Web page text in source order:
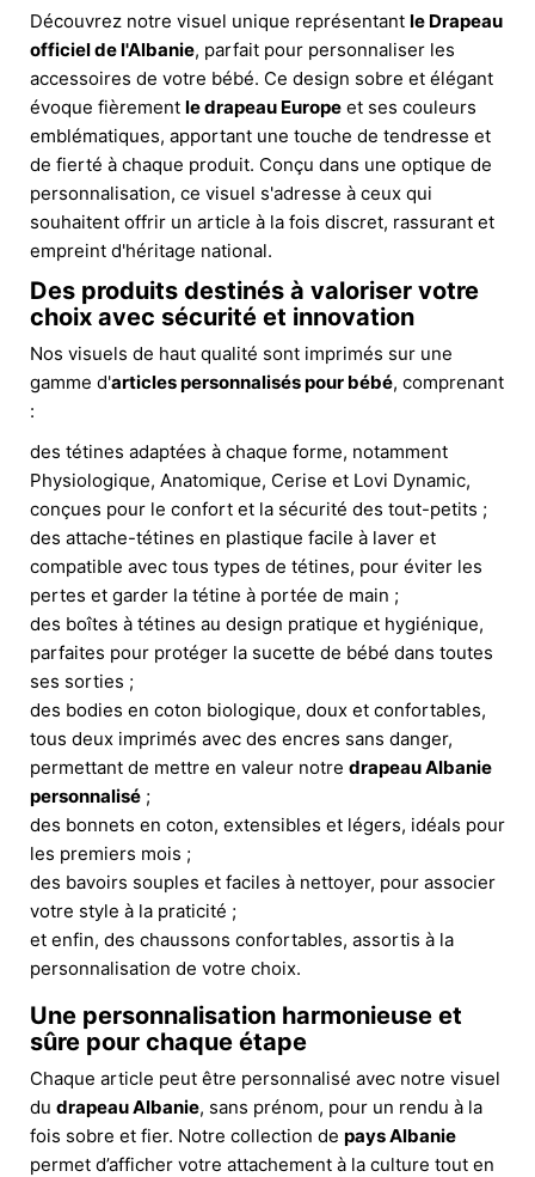
Découvrez notre visuel unique représentant le Drapeau
officiel de l'Albanie, parfait pour personnaliser les
accessoires de votre bébé. Ce design sobre et élégant
évoque fièrement le drapeau Europe et ses couleurs
emblématiques, apportant une touche de tendresse et
de fierté à chaque produit. Conçu dans une optique de
personnalisation, ce visuel s'adresse à ceux qui
souhaitent offrir un article à la fois discret, rassurant et
empreint d'héritage national.
Des produits destinés à valoriser votre
choix avec sécurité et innovation
Nos visuels de haut qualité sont imprimés sur une
gamme d'articles personnalisés pour bébé, comprenant
:
des tétines adaptées à chaque forme, notamment
Physiologique, Anatomique, Cerise et Lovi Dynamic,
conçues pour le confort et la sécurité des tout-petits ;
des attache-tétines en plastique facile à laver et
compatible avec tous types de tétines, pour éviter les
pertes et garder la tétine à portée de main ;
des boîtes à tétines au design pratique et hygiénique,
parfaites pour protéger la sucette de bébé dans toutes
ses sorties ;
des bodies en coton biologique, doux et confortables,
tous deux imprimés avec des encres sans danger,
permettant de mettre en valeur notre drapeau Albanie
personnalisé ;
des bonnets en coton, extensibles et légers, idéals pour
les premiers mois ;
des bavoirs souples et faciles à nettoyer, pour associer
votre style à la praticité ;
et enfin, des chaussons confortables, assortis à la
personnalisation de votre choix.
Une personnalisation harmonieuse et
sûre pour chaque étape
Chaque article peut être personnalisé avec notre visuel
du drapeau Albanie, sans prénom, pour un rendu à la
fois sobre et fier. Notre collection de pays Albanie
permet d’afficher votre attachement à la culture tout en